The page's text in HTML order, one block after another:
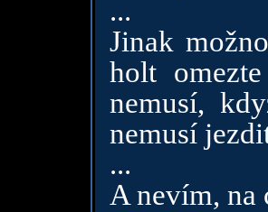
...
Jinak
holt
nemusí,
nemusí
...
A nevím, na